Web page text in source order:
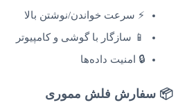
⚡ سرعت خواندن/نوشتن بالا
📱 سازگار با گوشی و کامپیوتر
🔒 امنیت داده‌ها
📦 سفارش فلش مموری